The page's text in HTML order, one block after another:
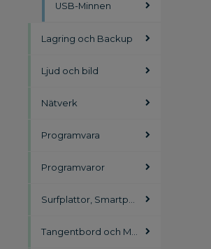
USB-Minnen
Lagring och Backup
Ljud och bild
Nätverk
Programvara
Programvaror
Surfplattor, Smartphones
Tangentbord och Möss